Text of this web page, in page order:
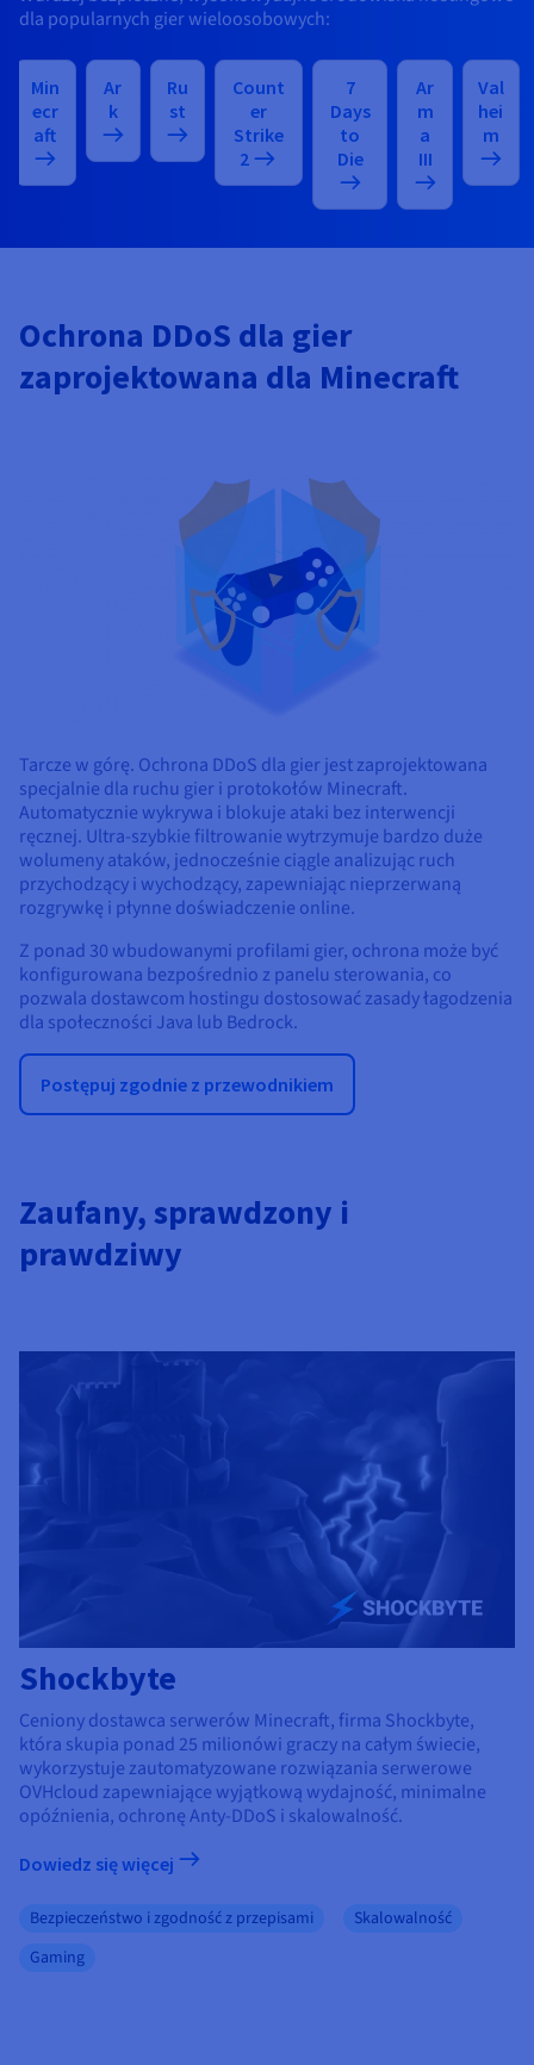
dla popularnych gier wieloosobowych:
Min
ecr
aft
Ar
k
Ru
st
Count
er
Strike
2
7
Days
to
Die
Ar
m
a
III
Val
hei
m
Ochrona DDoS dla gier
zaprojektowana dla Minecraft
Tarcze w górę. Ochrona DDoS dla gier jest zaprojektowana
specjalnie dla ruchu gier i protokołów Minecraft.
Automatycznie wykrywa i blokuje ataki bez interwencji
ręcznej. Ultra-szybkie filtrowanie wytrzymuje bardzo duże
wolumeny ataków, jednocześnie ciągle analizując ruch
przychodzący i wychodzący, zapewniając nieprzerwaną
rozgrywkę i płynne doświadczenie online.
Z ponad 30 wbudowanymi profilami gier, ochrona może być
konfigurowana bezpośrednio z panelu sterowania, co
pozwala dostawcom hostingu dostosować zasady łagodzenia
dla społeczności Java lub Bedrock.
Postępuj zgodnie z przewodnikiem
Zaufany, sprawdzony i
prawdziwy
Shockbyte
Ceniony dostawca serwerów Minecraft, firma Shockbyte,
która skupia ponad 25 milionówi graczy na całym świecie,
wykorzystuje zautomatyzowane rozwiązania serwerowe
OVHcloud zapewniające wyjątkową wydajność, minimalne
opóźnienia, ochronę Anty-DDoS i skalowalność.
Dowiedz się więcej
Bezpieczeństwo i zgodność z przepisami
Skalowalność
Gaming